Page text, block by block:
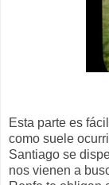
Esta parte es
como suele
Santiago se
nos vienen a